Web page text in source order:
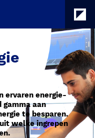
ervaren energie-
gamma aan
te besparen.
welke ingrepen